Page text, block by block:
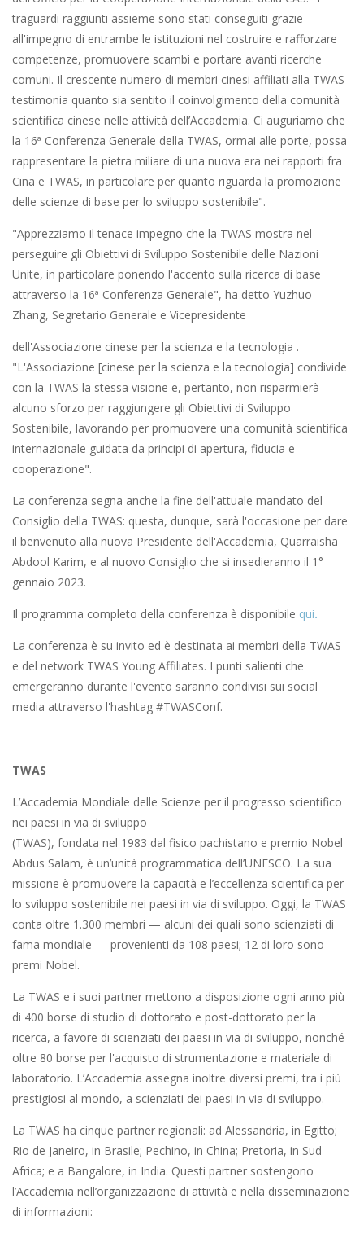
traguardi raggiunti assieme sono stati conseguiti grazie
all'impegno di entrambe le istituzioni nel costruire e rafforzare
competenze, promuovere scambi e portare avanti ricerche
comuni. Il crescente numero di membri cinesi affiliati alla TWAS
testimonia quanto sia sentito il coinvolgimento della comunità
scientifica cinese nelle attività dell’Accademia. Ci auguriamo che
la 16ª Conferenza Generale della TWAS, ormai alle porte, possa
rappresentare la pietra miliare di una nuova era nei rapporti fra
Cina e TWAS, in particolare per quanto riguarda la promozione
delle scienze di base per lo sviluppo sostenibile".
"Apprezziamo il tenace impegno che la TWAS mostra nel
perseguire gli Obiettivi di Sviluppo Sostenibile delle Nazioni
Unite, in particolare ponendo l'accento sulla ricerca di base
attraverso la 16ª Conferenza Generale", ha detto Yuzhuo
Zhang, Segretario Generale e Vicepresidente
dell'Associazione cinese per la scienza e la tecnologia .
"L'Associazione [cinese per la scienza e la tecnologia] condivide
con la TWAS la stessa visione e, pertanto, non risparmierà
alcuno sforzo per raggiungere gli Obiettivi di Sviluppo
Sostenibile, lavorando per promuovere una comunità scientifica
internazionale guidata da principi di apertura, fiducia e
cooperazione".
La conferenza segna anche la fine dell'attuale mandato del
Consiglio della TWAS: questa, dunque, sarà l'occasione per dare
il benvenuto alla nuova Presidente dell'Accademia, Quarraisha
Abdool Karim, e al nuovo Consiglio che si insedieranno il 1°
gennaio 2023.
Il programma completo della conferenza è disponibile qui.
La conferenza è su invito ed è destinata ai membri della TWAS
e del network TWAS Young Affiliates. I punti salienti che
emergeranno durante l'evento saranno condivisi sui social
media attraverso l'hashtag #TWASConf.
TWAS
L’Accademia Mondiale delle Scienze per il progresso scientifico
nei paesi in via di sviluppo
(TWAS), fondata nel 1983 dal fisico pachistano e premio Nobel
Abdus Salam, è un’unità programmatica dell’UNESCO. La sua
missione è promuovere la capacità e l’eccellenza scientifica per
lo sviluppo sostenibile nei paesi in via di sviluppo. Oggi, la TWAS
conta oltre 1.300 membri — alcuni dei quali sono scienziati di
fama mondiale — provenienti da 108 paesi; 12 di loro sono
premi Nobel.
La TWAS e i suoi partner mettono a disposizione ogni anno più
di 400 borse di studio di dottorato e post-dottorato per la
ricerca, a favore di scienziati dei paesi in via di sviluppo, nonché
oltre 80 borse per l'acquisto di strumentazione e materiale di
laboratorio. L’Accademia assegna inoltre diversi premi, tra i più
prestigiosi al mondo, a scienziati dei paesi in via di sviluppo.
La TWAS ha cinque partner regionali: ad Alessandria, in Egitto;
Rio de Janeiro, in Brasile; Pechino, in China; Pretoria, in Sud
Africa; e a Bangalore, in India. Questi partner sostengono
l’Accademia nell’organizzazione di attività e nella disseminazione
di informazioni: